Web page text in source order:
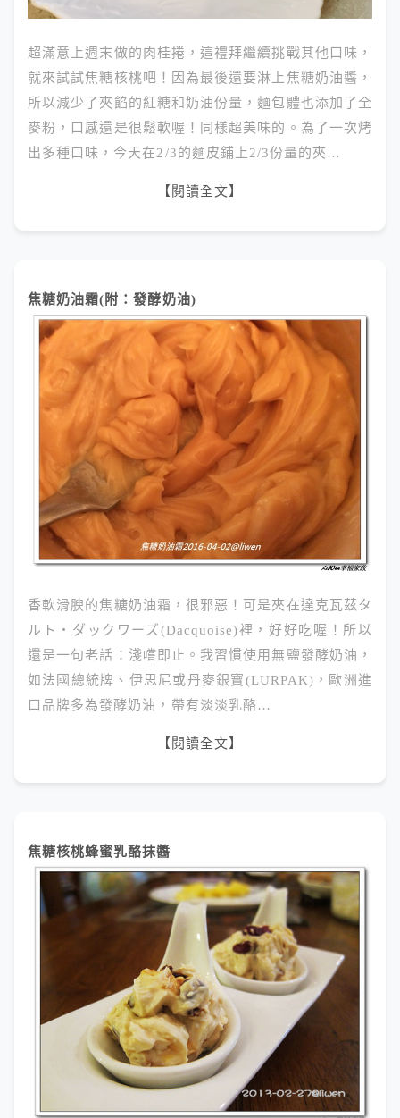
超滿意上週末做的肉桂捲，這禮拜繼續挑戰其他口味，
就來試試焦糖核桃吧！因為最後還要淋上焦糖奶油醬，
所以減少了夾餡的紅糖和奶油份量，麵包體也添加了全
麥粉，口感還是很鬆軟喔！同樣超美味的。為了一次烤
出多種口味，今天在2/3的麵皮鋪上2/3份量的夾…
【閱讀全文】
焦糖奶油霜(附：發酵奶油)
香軟滑腴的焦糖奶油霜，很邪惡！可是夾在達克瓦茲タ
ルト・ダックワーズ(Dacquoise)裡，好好吃喔！所以
還是一句老話：淺嚐即止。我習慣使用無鹽發酵奶油，
如法國總統牌、伊思尼或丹麥銀寶(LURPAK)，歐洲進
口品牌多為發酵奶油，帶有淡淡乳酪…
【閱讀全文】
焦糖核桃蜂蜜乳酪抹醬